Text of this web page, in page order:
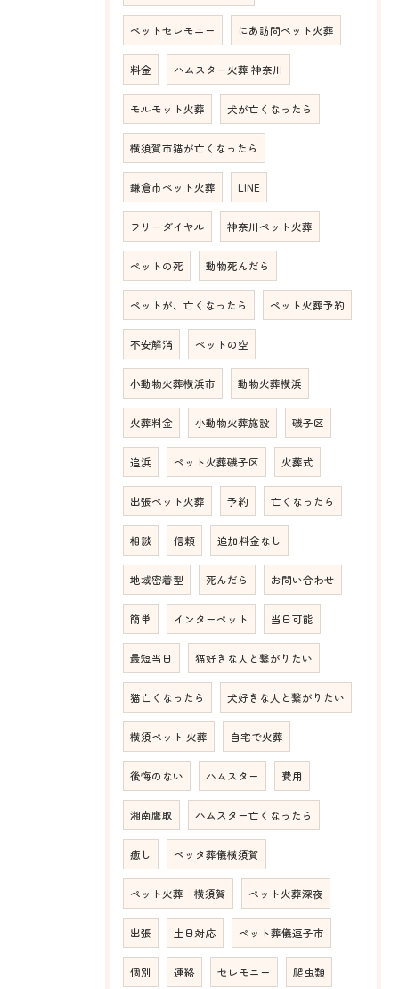
ペットセレモニー にあ訪問ペット火葬
料金 ハムスター火葬 神奈川
モルモット火葬 犬が亡くなったら
横須賀市猫が亡くなったら
鎌倉市ペット火葬 LINE
フリーダイヤル 神奈川ペット火葬
ペットの死 動物死んだら
ペットが、亡くなったら ペット火葬予約
不安解消 ペットの空
小動物火葬横浜市 動物火葬横浜
火葬料金 小動物火葬施設 磯子区
追浜 ペット火葬磯子区 火葬式
出張ペット火葬 予約 亡くなったら
相談 信頼 追加料金なし
地域密着型 死んだら お問い合わせ
簡単 インターペット 当日可能
最短当日 猫好きな人と繋がりたい
猫亡くなったら 犬好きな人と繋がりたい
横須ペット 火葬 自宅で火葬
後悔のない ハムスター 費用
湘南鷹取 ハムスター亡くなったら
癒し ペッタ葬儀横須賀
ペット火葬 横須賀 ペット火葬深夜
出張 土日対応 ペット葬儀逗子市
個別 連絡 セレモニー 爬虫類